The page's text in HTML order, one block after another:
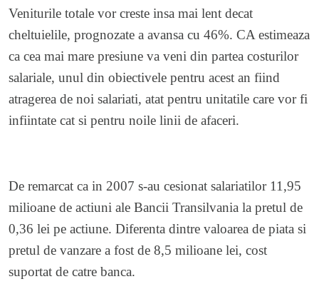
Veniturile totale vor creste insa mai lent decat
cheltuielile, prognozate a avansa cu 46%. CA estimeaza
ca cea mai mare presiune va veni din partea costurilor
salariale, unul din obiectivele pentru acest an fiind
atragerea de noi salariati, atat pentru unitatile care vor fi
infiintate cat si pentru noile linii de afaceri.
De remarcat ca in 2007 s-au cesionat salariatilor 11,95
milioane de actiuni ale Bancii Transilvania la pretul de
0,36 lei pe actiune. Diferenta dintre valoarea de piata si
pretul de vanzare a fost de 8,5 milioane lei, cost
suportat de catre banca.